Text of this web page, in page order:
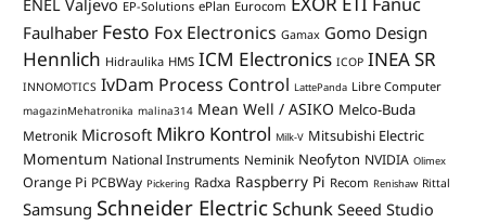
ENEL Valjevo EP-Solutions ePlan Eurocom Fanuc
Faulhaber Festo Fox Electronics Gamax Gomo Design
Hennlich Hidraulika HMS ICM Electronics ICOP INEA SR
INNOMOTICS IvDam Process Control LattePanda Libre Computer
magazinMehatronika malina314 Mean Well / ASIKO Melco-Buda
Metronik Microsoft Mikro Kontrol Milk-V Mitsubishi Electric
Momentum National Instruments Neminik Neofyton NVIDIA Olimex
Orange Pi PCBWay Pickering Radxa Raspberry Pi Recom Renishaw Rittal
Samsung Schneider ElectricSchunk Seeed Studio